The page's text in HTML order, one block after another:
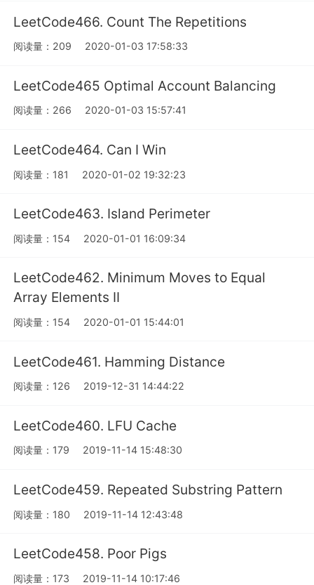
LeetCode466. Count The Repetitions
阅读量：209 2020-01-03 17:58:33
LeetCode465 Optimal Account Balancing
阅读量：266 2020-01-03 15:57:41
LeetCode464. Can I Win
阅读量：181 2020-01-02 19:32:23
LeetCode463. Island Perimeter
阅读量：154 2020-01-01 16:09:34
LeetCode462. Minimum Moves to Equal
Array Elements II
阅读量：154 2020-01-01 15:44:01
LeetCode461. Hamming Distance
阅读量：126 2019-12-31 14:44:22
LeetCode460. LFU Cache
阅读量：179 2019-11-14 15:48:30
LeetCode459. Repeated Substring Pattern
阅读量：180 2019-11-14 12:43:48
LeetCode458. Poor Pigs
阅读量：173 2019-11-14 10:17:46